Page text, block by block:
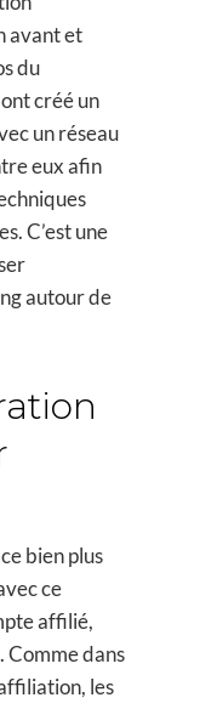
avant et
du
créé un
un réseau
eux afin
C’est une
autour de
bien plus
ce
affilié,
Comme dans
les